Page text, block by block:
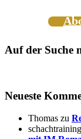
Auf der Suche
Neueste
Thomas zu